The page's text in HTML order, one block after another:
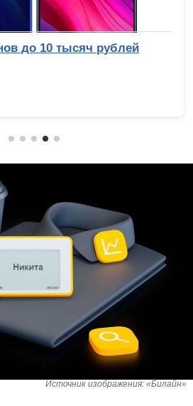
до 10 тысяч рублей
Источник изображения: «Билайн»